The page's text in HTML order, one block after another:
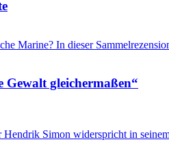
Marine? In dieser
gleichermaßen“
Simon widerspricht in